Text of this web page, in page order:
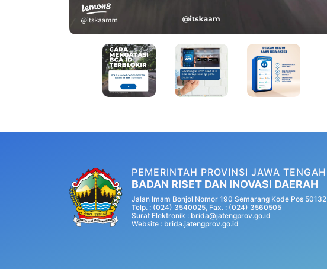
PEMERINTAH PROVINSI JAWA TENGAH
BADAN RISET DAN INOVASI DAERAH
Jalan Imam Bonjol Nomor 190 Semarang Kode Pos 50132
Telp. : (024) 3540025, Fax. : (024) 3560505
Surat Elektronik : brida@jatengprov.go.id
Website : brida.jatengprov.go.id